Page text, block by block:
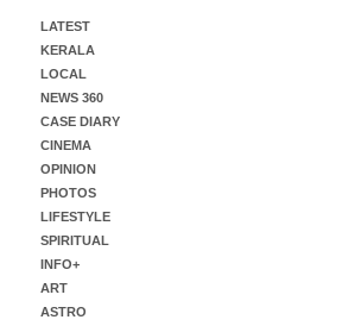
LATEST
KERALA
LOCAL
NEWS 360
CASE DIARY
CINEMA
OPINION
PHOTOS
LIFESTYLE
SPIRITUAL
INFO+
ART
ASTRO